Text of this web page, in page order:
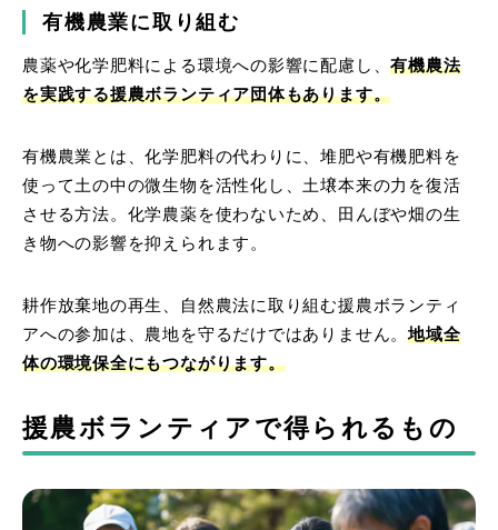
有機農業に取り組む
農薬や化学肥料による環境への影響に配慮し、有機農法
を実践する援農ボランティア団体もあります。
有機農業とは、化学肥料の代わりに、堆肥や有機肥料を
使って土の中の微生物を活性化し、土壌本来の力を復活
させる方法。化学農薬を使わないため、田んぼや畑の生
き物への影響を抑えられます。
耕作放棄地の再生、自然農法に取り組む援農ボランティ
アへの参加は、農地を守るだけではありません。地域全
体の環境保全にもつながります。
援農ボランティアで得られるもの